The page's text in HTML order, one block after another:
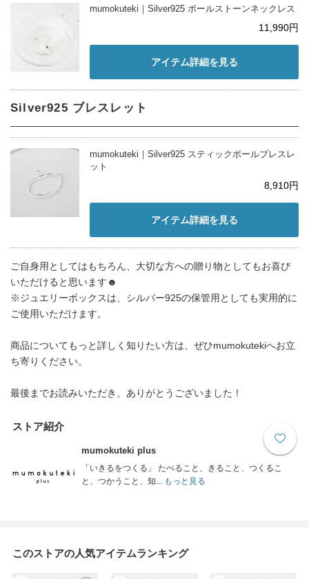
mumokuteki｜Silver925 ボールストーンネックレス
11,990円
アイテム詳細を見る
Silver925 ブレスレット
mumokuteki｜Silver925 スティックボールブレスレ
ット
8,910円
アイテム詳細を見る
ご自身用としてはもちろん、大切な方への贈り物としてもお喜び
いただけると思います☻
※ジュエリーボックスは、シルバー925の保管用としても実用的に
ご使用いただけます。
商品についてもっと詳しく知りたい方は、ぜひmumokutekiへお立
ち寄りください。
最後までお読みいただき、ありがとうございました！
ストア紹介
mumokuteki plus
「いきるをつくる」 たべること、きること、つくるこ
と、つかうこと、知...もっと見る
このストアの人気アイテムランキング